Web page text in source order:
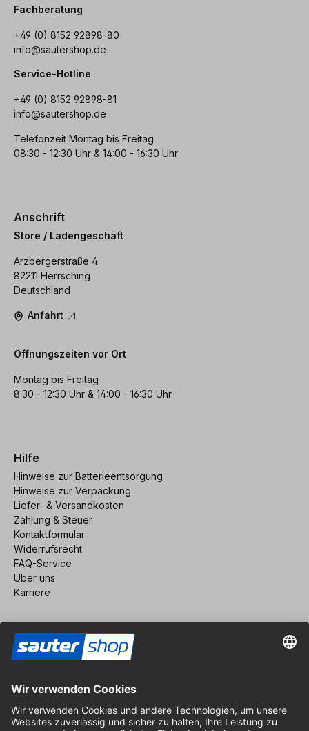
Fachberatung
+49 (0) 8152 92898-80
info@sautershop.de
Service-Hotline
+49 (0) 8152 92898-81
info@sautershop.de
Telefonzeit Montag bis Freitag
08:30 - 12:30 Uhr & 14:00 - 16:30 Uhr
Anschrift
Store / Ladengeschäft
Arzbergerstraße 4
82211 Herrsching
Deutschland
Anfahrt
Öffnungszeiten vor Ort
Montag bis Freitag
8:30 - 12:30 Uhr & 14:00 - 16:30 Uhr
Hilfe
Hinweise zur Batterieentsorgung
Hinweise zur Verpackung
Liefer- & Versandkosten
Zahlung & Steuer
Kontaktformular
Widerrufsrecht
FAQ-Service
Über uns
Karriere
Impressum